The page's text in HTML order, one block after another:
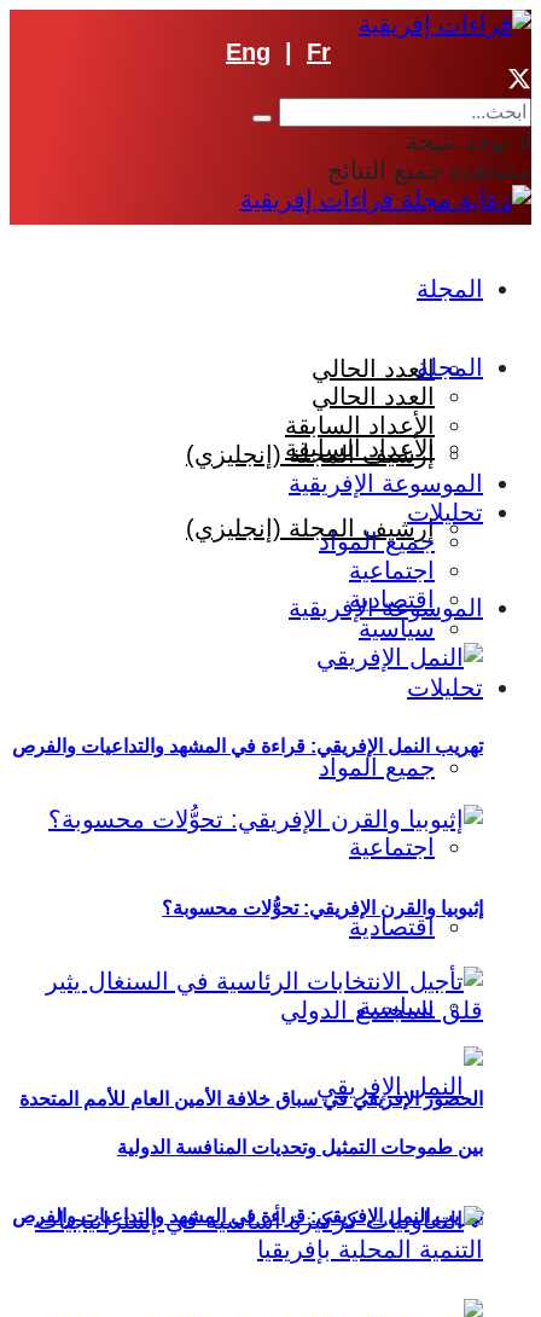
Eng Fr
لا توجد نتيجة
مشاهدة جميع النتائج
المجلة
العدد الحالي
الأعداد السابقة
إرشيف المجلة (إنجليزي)
الموسوعة الإفريقية
تحليلات
جميع المواد
اجتماعية
اقتصادية
سياسية
تهريب النمل الإفريقي: قراءة في المشهد والتداعيات والفرص
المجلة
العدد الحالي
الأعداد السابقة
إرشيف المجلة (إنجليزي)
الموسوعة الإفريقية
تحليلات
جميع المواد
اجتماعية
اقتصادية
سياسية
تهريب النمل الإفريقي: قراءة في المشهد والتداعيات والفرص
إثيوبيا والقرن الإفريقي: تحوُّلات محسوبة؟
الحضور الإفريقي في سباق خلافة الأمين العام للأمم المتحدة
بين طموحات التمثيل وتحديات المنافسة الدولية